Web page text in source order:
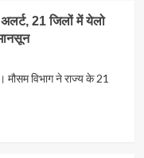
21 जिलों में येलो
मौसम विभाग ने राज्य के 21